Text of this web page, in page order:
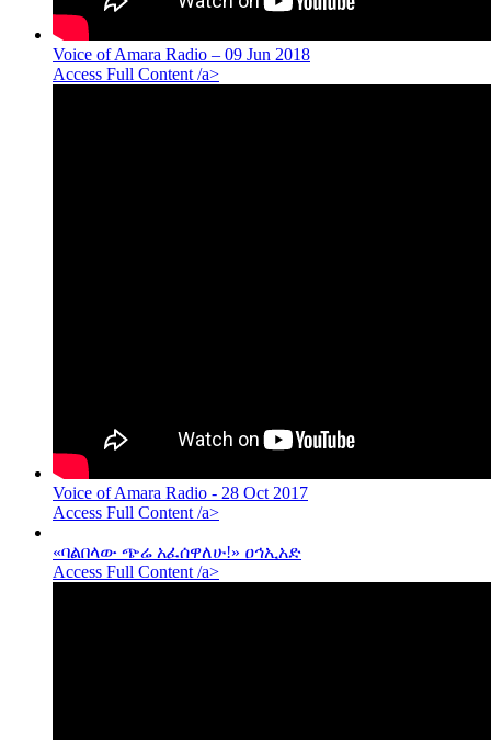
Voice of Amara Radio – 09 Jun 2018
Access Full Content /a>
Voice of Amara Radio - 28 Oct 2017
Access Full Content /a>
«ባልበላው ጭሬ አፈሰዋለሁ!» ዐኅኢአድ
Access Full Content /a>